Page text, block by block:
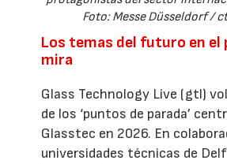
Foto: Messe Düsseldorf /
Los temas del futuro en el
mira
Glass Technology Live (gtl)
de los ‘puntos de parada’
Glasstec en 2026. En
universidades técnicas de